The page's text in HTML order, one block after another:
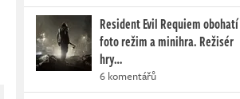
Resident Evil Requiem obohatí
foto režim a minihra. Režisér
hry…
6 komentářů